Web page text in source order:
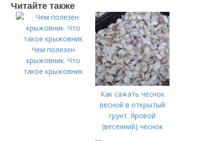
Читайте также
Чем полезен
крыжовник. Что
такое крыжовник
Как сажать чеснок
весной в открытый
грунт. Яровой
(весенний) чеснок